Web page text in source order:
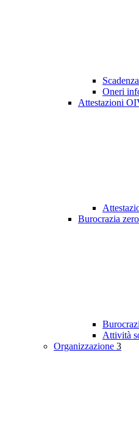
Oneri
Attestazioni
Burocrazia zero
Attività
Organizzazione 3